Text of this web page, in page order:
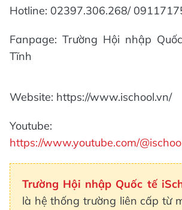
Hotline: 02397.306.268/
Fanpage: Trường Hội nhập
Tĩnh
Website: https://www.ischool.vn/
Youtube:
https://www.youtube.com/
Trường Hội nhập Quốc tế
là hệ thống trường liên cấp từ